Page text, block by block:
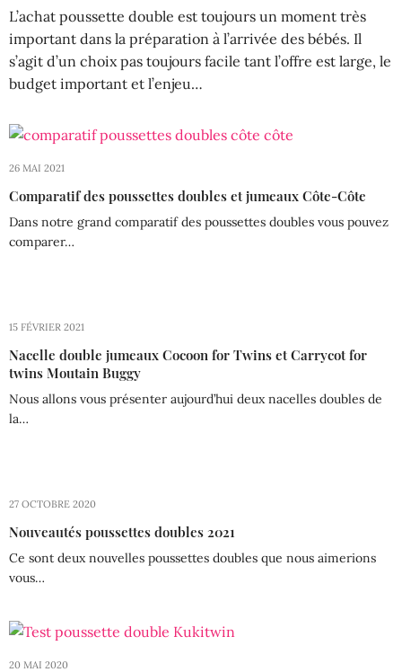
L’achat poussette double est toujours un moment très
important dans la préparation à l’arrivée des bébés. Il
s’agit d’un choix pas toujours facile tant l’offre est large, le
budget important et l’enjeu…
26 MAI 2021
Comparatif des poussettes doubles et jumeaux Côte-Côte
Dans notre grand comparatif des poussettes doubles vous pouvez
comparer…
15 FÉVRIER 2021
Nacelle double jumeaux Cocoon for Twins et Carrycot for
twins Moutain Buggy
Nous allons vous présenter aujourd’hui deux nacelles doubles de
la…
27 OCTOBRE 2020
Nouveautés poussettes doubles 2021
Ce sont deux nouvelles poussettes doubles que nous aimerions
vous…
20 MAI 2020